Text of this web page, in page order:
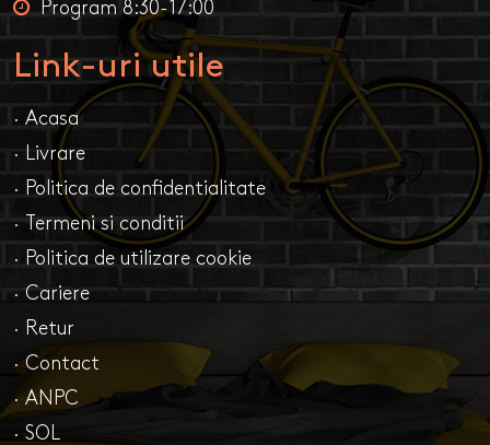
Program 8:30-17:00
Link-uri utile
· Acasa
· Livrare
· Politica de confidentialitate
· Termeni si conditii
· Politica de utilizare cookie
· Cariere
· Retur
· Contact
· ANPC
· SOL